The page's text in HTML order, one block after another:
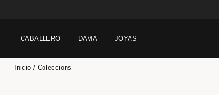
CABALLERO DAMA JOYAS
Inicio Coleccions